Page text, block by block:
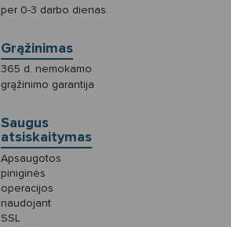
per 0-3 darbo dienas.
Grąžinimas
365 d. nemokamo
grąžinimo garantija
Saugus
atsiskaitymas
Apsaugotos
piniginės
operacijos
naudojant
SSL